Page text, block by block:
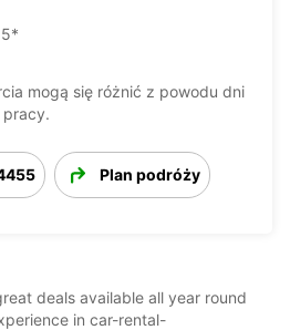
mogą się różnić z powodu dni
Plan podróży
deals available all year round
in car-rental-